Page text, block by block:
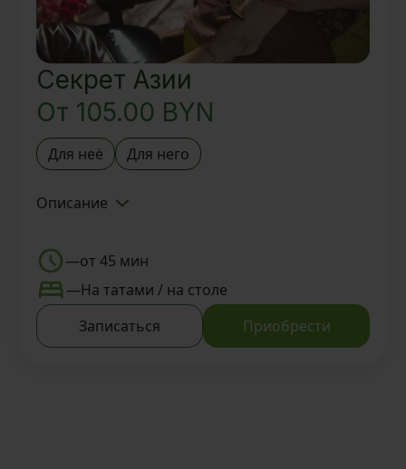
Секрет Азии
От 105.00 BYN
Для неё Для него
Описание
деревней BAUNTY и Мастером
Foot-ритуал
Вкусный ароматный чай и
восточные угощения
—от 45 мин
—На татами / на столе
Записаться
Приобрести